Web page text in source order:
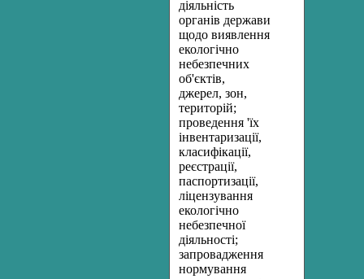
діяльність
органів держави
щодо виявлення
екологічно
небезпечних
об'єктів,
джерел, зон,
територій;
проведення 'їх
інвентаризації,
класифікації,
реєстрації,
паспортизації,
ліцензування
екологічно
небезпечної
діяльності;
запровадження
нормування